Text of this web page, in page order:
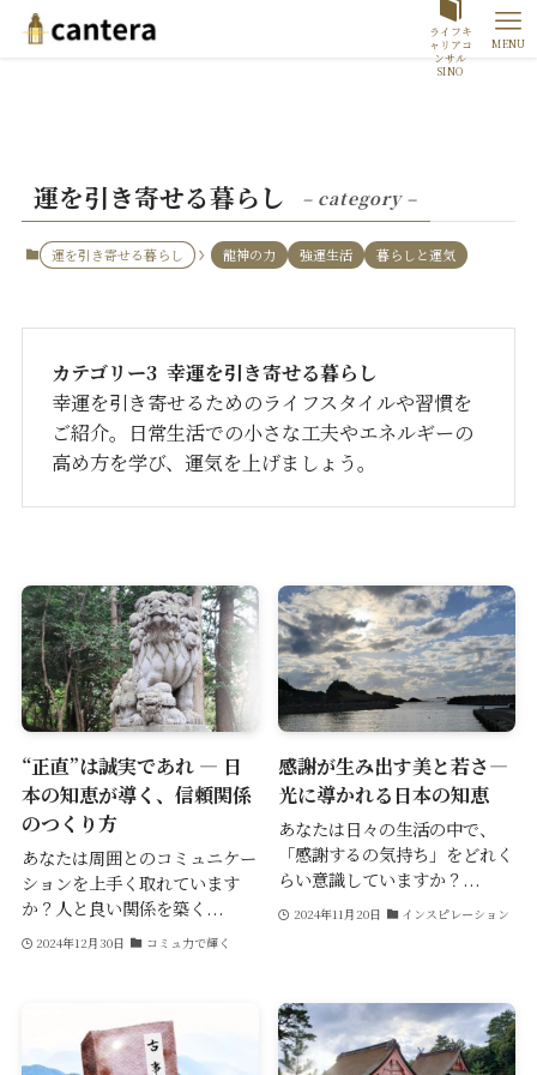
ライフキ
ャリアコ
ンサル
SINO
MENU
運を引き寄せる暮らし – category –
運を引き寄せる暮らし 龍神の力 強運生活 暮らしと運気
カテゴリー3 幸運を引き寄せる暮らし
幸運を引き寄せるためのライフスタイルや習慣を
ご紹介。日常生活での小さな工夫やエネルギーの
高め方を学び、運気を上げましょう。
“正直”は誠実であれ ― 日
本の知恵が導く、信頼関係
のつくり方
あなたは周囲とのコミュニケー
ションを上手く取れています
か？人と良い関係を築く...
2024年12月30日 コミュ力で輝く
感謝が生み出す美と若さ―
光に導かれる日本の知恵
あなたは日々の生活の中で、
「感謝するの気持ち」をどれく
らい意識していますか？...
2024年11月20日 インスピレーション